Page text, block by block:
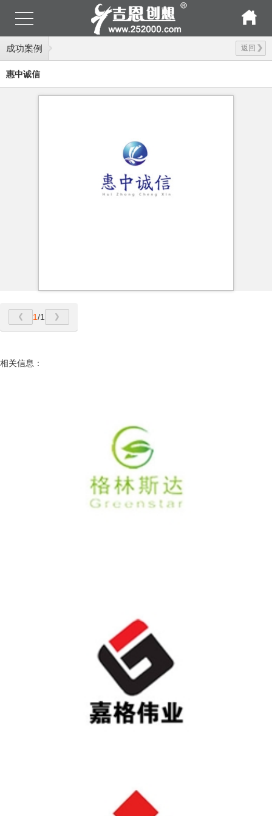
成功案例 返回
惠中诚信
1/1
相关信息：